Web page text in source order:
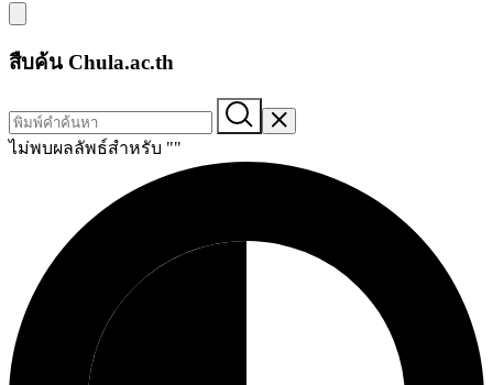
สืบค้น Chula.ac.th
ไม่พบผลลัพธ์สำหรับ ""